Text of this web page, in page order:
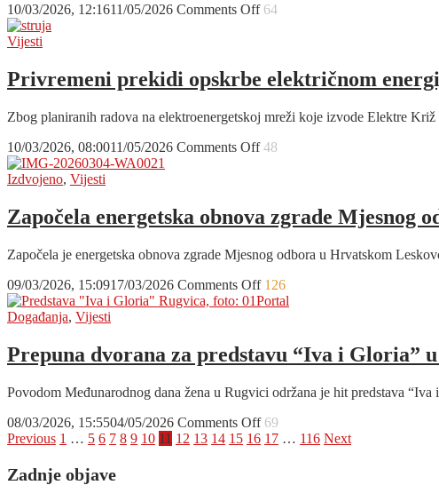
srcu
10/03/2026, 12:1611/05/2026 Comments Offon
sve
više
64
Vijesti
Privremeni prekidi opskrbe električnom
Zbog planiranih radova na elektroenergetskoj mreži koje izvode Elektre
10/03/2026, 08:0011/05/2026 Comments Offon
električnom
energijom
radova
48
Izdvojeno, Vijesti
Započela energetska obnova zgrade Mjesnog
Započela je energetska obnova zgrade Mjesnog odbora u Hrvatskom
09/03/2026, 15:0917/03/2026 Comments Offon
Započela
zgrade
Mjesnog
u
Leskovcu
126
Događanja, Vijesti
Prepuna dvorana za predstavu “Iva i Gloria”
Povodom Međunarodnog dana žena u Rugvici održana je hit predstava
08/03/2026, 15:5504/05/2026 Comments Offon
Prepuna
69
Posts
pagination
Previous 1 … 5 6 7 8 9 10 11 12 13 14 15 16 17 … 116 Next
Zadnje objave